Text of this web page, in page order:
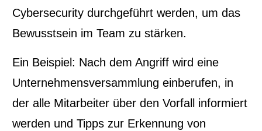
Cybersecurity durchgeführt werden, um das
Bewusstsein im Team zu stärken.
Ein Beispiel: Nach dem Angriff wird eine
Unternehmensversammlung einberufen, in
der alle Mitarbeiter über den Vorfall informiert
werden und Tipps zur Erkennung von